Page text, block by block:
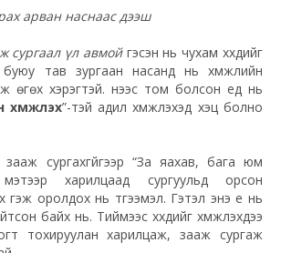
арван наснаас дээш
сургаал үл авмойгэсэн нь чухам хүүхдийг
тав зургаан насанд нь хүмүүжлийн
өгөх хэрэгтэй. үүнээс том болсон үед нь
”-тэй адил хүмүүжүүлэхэд хэцүү болно
зааж сургахгүйгээр “За яахав, бага юм
мэтээр харилцаад сургуульд орсон
гэж оролдох нь түгээмэл. Гэтэл энэ үе нь
байх нь. Тиймээс хүүхдийг хүмүүжүүлэхдээ
тохируулан харилцаж, зааж сургаж